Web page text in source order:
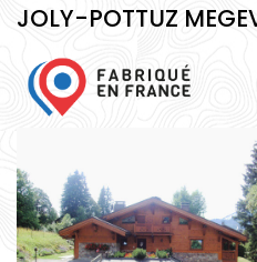
JOLY-POTTUZ